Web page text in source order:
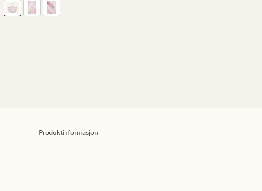
Produktinformasjon